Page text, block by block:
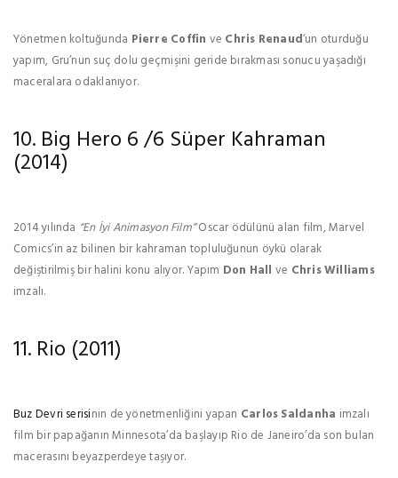
Yönetmen koltuğunda Pierre Coffin ve Chris Renaud‘un oturduğu
yapım, Gru’nun suç dolu geçmişini geride bırakması sonucu yaşadığı
maceralara odaklanıyor.
10. Big Hero 6 /6 Süper Kahraman
(2014)
2014 yılında “En İyi Animasyon Film”Oscar ödülünü alan film, Marvel
Comics’in az bilinen bir kahraman topluluğunun öykü olarak
değiştirilmiş bir halini konu alıyor. Yapım Don Hall ve Chris Williams
imzalı.
11. Rio (2011)
Buz Devri serisinin de yönetmenliğini yapan Carlos Saldanha imzalı
film bir papağanın Minnesota’da başlayıp Rio de Janeiro’da son bulan
macerasını beyazperdeye taşıyor.